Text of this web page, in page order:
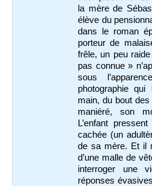
la mère de
élève du
dans le roman
porteur de
frêle, un peu
pas connue »
sous
photographie
main, du bout
maniéré, son
L’enfant
cachée (un
de sa mère. Et il
d’une malle de
interroger une
réponses